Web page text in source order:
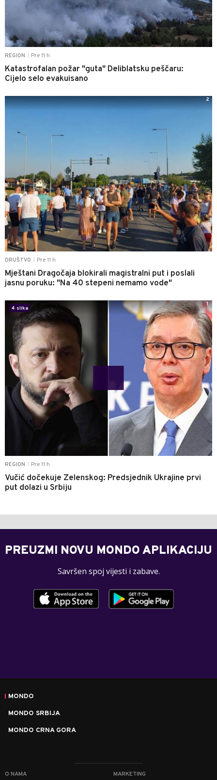
REGION Pre 11 h
Katastrofalan požar "guta" Deliblatsku peščaru:
Cijelo selo evakuisano
DRUŠTVO Pre 11 h
Mještani Dragočaja blokirali magistralni put i poslali
jasnu poruku: "Na 40 stepeni nemamo vode"
2
REGION Pre 11 h
Vučić dočekuje Zelenskog: Predsjednik Ukrajine prvi
put dolazi u Srbiju
4 slika
1
PREUZMI NOVU MONDO APLIKACIJU
Savršen spoj vijesti i zabave.
MONDO
MONDO SRBIJA
MONDO CRNA GORA
O NAMA MARKETING